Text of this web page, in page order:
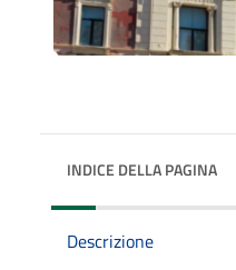
INDICE DELLA PAGINA
Descrizione